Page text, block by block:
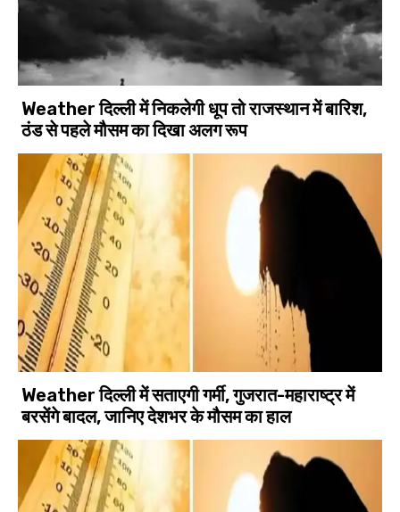
Weather दिल्ली में निकलेगी धूप तो राजस्थान में बारिश,
ठंड से पहले मौसम का दिखा अलग रूप
Weather दिल्ली में सताएगी गर्मी, गुजरात-महाराष्ट्र में
बरसेंगे बादल, जानिए देशभर के मौसम का हाल